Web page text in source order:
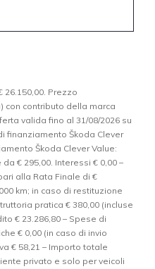
26.150,00. Prezzo
con contributo della marca
valida fino al 31/08/2026 su
finanziamento Škoda Clever
Škoda Clever Value:
€ 295,00. Interessi € 0,00 –
alla Rata Finale di €
km; in caso di restituzione
pratica € 380,00 (incluse
€ 23.286,80 – Spese di
€ 0,00 (in caso di invio
€ 58,21 – Importo totale
privato e solo per veicoli